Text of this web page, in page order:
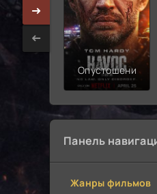
Опустошение
Панель
Жанры фильмов